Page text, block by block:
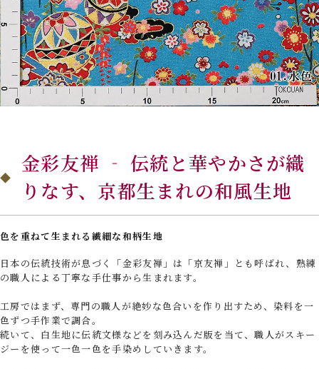
金彩友禅 ‐ 伝統と華やかさが織
りなす、京都生まれの和風生地
色を重ねて生まれる繊細な和柄生地
日本の伝統技術が息づく「金彩友禅」は「京友禅」とも呼ばれ、熟練
の職人による丁寧な手仕事から生まれます。
工房ではまず、専門の職人が絶妙な色合いを作り出すため、染料を一
色ずつ手作業で調合。
続いて、白生地に伝統文様などを刻み込んだ版を当て、職人がスキー
ジーを使って一色一色を手染めしていきます。